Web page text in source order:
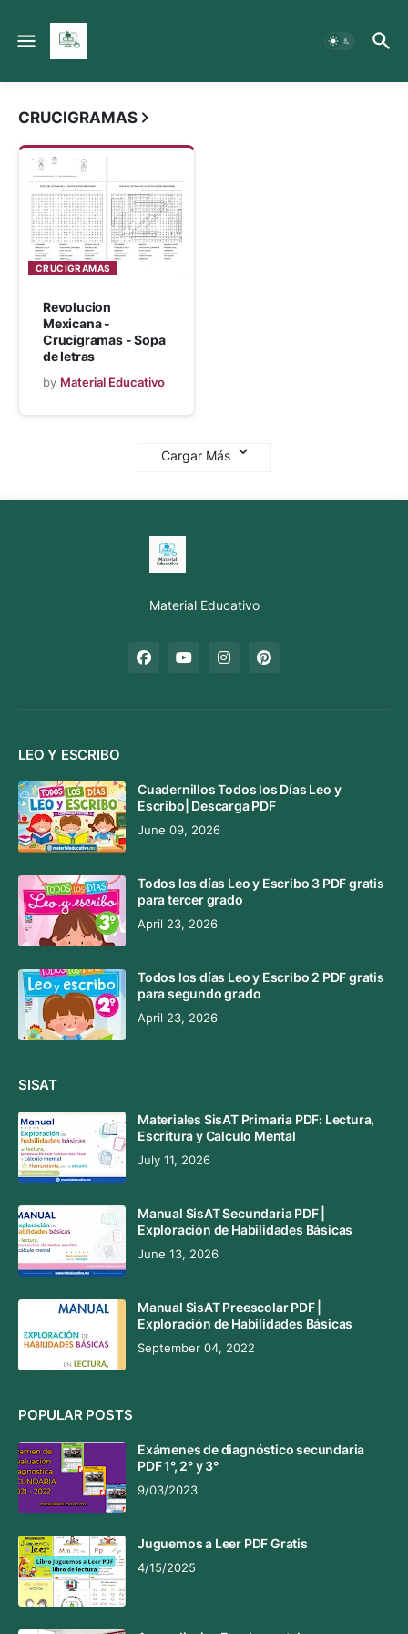
CRUCIGRAMAS
CRUCIGRAMAS
Revolucion
Mexicana -
Crucigramas - Sopa
de letras
by Material Educativo
Cargar Más
Material Educativo
LEO Y ESCRIBO
Cuadernillos Todos los Días Leo y
Escribo| Descarga PDF
June 09, 2026
Todos los días Leo y Escribo 3 PDF gratis
para tercer grado
April 23, 2026
Todos los días Leo y Escribo 2 PDF gratis
para segundo grado
April 23, 2026
SISAT
Materiales SisAT Primaria PDF: Lectura,
Escritura y Calculo Mental
July 11, 2026
Manual SisAT Secundaria PDF |
Exploración de Habilidades Básicas
June 13, 2026
Manual SisAT Preescolar PDF |
Exploración de Habilidades Básicas
September 04, 2022
POPULAR POSTS
Exámenes de diagnóstico secundaria
PDF 1°, 2° y 3°
9/03/2023
Juguemos a Leer PDF Gratis
4/15/2025